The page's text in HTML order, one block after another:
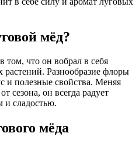
мёд?
том, что он вобрал в себя
растений. Разнообразие флоры
и полезные свойства. Меняя
сезона, он всегда радует
сладостью.
мёда